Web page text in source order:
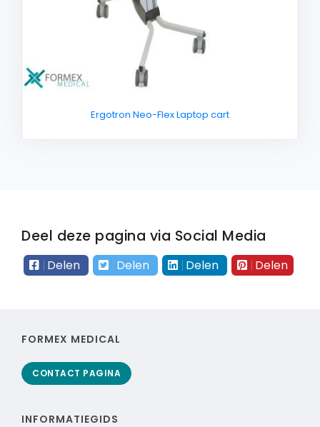
Ergotron Neo-Flex Laptop cart
Deel deze pagina via Social Media
Delen Delen Delen Delen
FORMEX MEDICAL
CONTACT PAGINA
INFORMATIEGIDS